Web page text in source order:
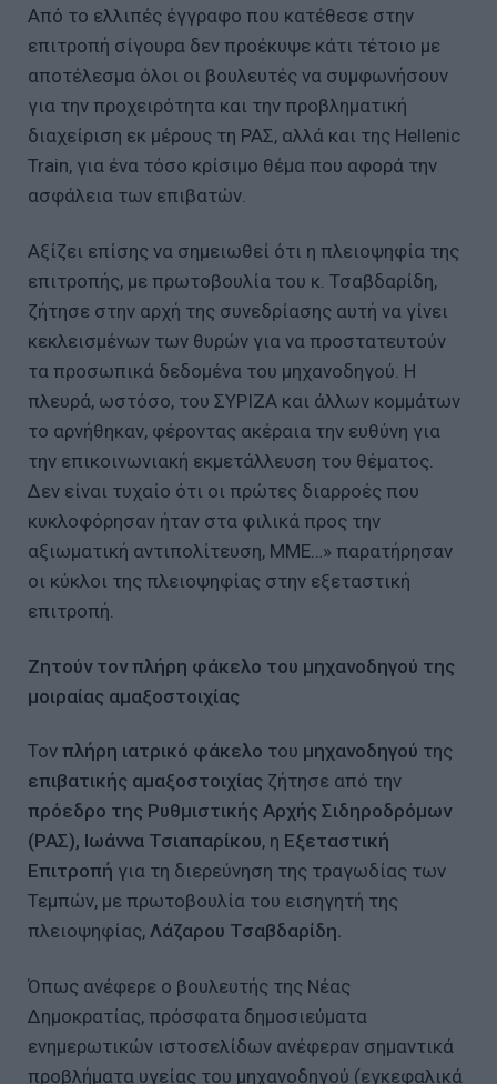
Από το ελλιπές έγγραφο που κατέθεσε στην
επιτροπή σίγουρα δεν προέκυψε κάτι τέτοιο με
αποτέλεσμα όλοι οι βουλευτές να συμφωνήσουν
για την προχειρότητα και την προβληματική
διαχείριση εκ μέρους τη ΡΑΣ, αλλά και της Hellenic
Train, για ένα τόσο κρίσιμο θέμα που αφορά την
ασφάλεια των επιβατών.
Αξίζει επίσης να σημειωθεί ότι η πλειοψηφία της
επιτροπής, με πρωτοβουλία του κ. Τσαβδαρίδη,
ζήτησε στην αρχή της συνεδρίασης αυτή να γίνει
κεκλεισμένων των θυρών για να προστατευτούν
τα προσωπικά δεδομένα του μηχανοδηγού. Η
πλευρά, ωστόσο, του ΣΥΡΙΖΑ και άλλων κομμάτων
το αρνήθηκαν, φέροντας ακέραια την ευθύνη για
την επικοινωνιακή εκμετάλλευση του θέματος.
Δεν είναι τυχαίο ότι οι πρώτες διαρροές που
κυκλοφόρησαν ήταν στα φιλικά προς την
αξιωματική αντιπολίτευση, ΜΜΕ…» παρατήρησαν
οι κύκλοι της πλειοψηφίας στην εξεταστική
επιτροπή.
Ζητούν τον πλήρη φάκελο του μηχανοδηγού της
μοιραίας αμαξοστοιχίας
Τον πλήρη ιατρικό φάκελο του μηχανοδηγού της
επιβατικής αμαξοστοιχίας ζήτησε από την
πρόεδρο της Ρυθμιστικής Αρχής Σιδηροδρόμων
(ΡΑΣ), Ιωάννα Τσιαπαρίκου, η Εξεταστική
Επιτροπή για τη διερεύνηση της τραγωδίας των
Τεμπών, με πρωτοβουλία του εισηγητή της
πλειοψηφίας, Λάζαρου Τσαβδαρίδη.
Όπως ανέφερε ο βουλευτής της Νέας
Δημοκρατίας, πρόσφατα δημοσιεύματα
ενημερωτικών ιστοσελίδων ανέφεραν σημαντικά
προβλήματα υγείας του μηχανοδηγού (εγκεφαλικά